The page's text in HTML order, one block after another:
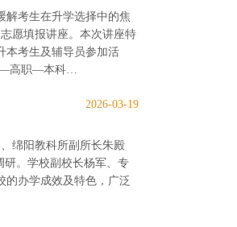
解考生在升学选择中的焦
愿填报讲座。本次讲座特
本考生及辅导员参加活
—高职—本科…
2026-03-19
绵阳教科所副所长朱殿
研。学校副校长杨军、专
的办学成效及特色，广泛